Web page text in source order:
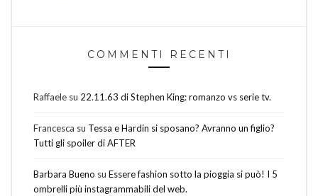
COMMENTI RECENTI
Raffaele su 22.11.63 di Stephen King: romanzo vs serie tv.
Francesca su Tessa e Hardin si sposano? Avranno un figlio?
Tutti gli spoiler di AFTER
Barbara Bueno su Essere fashion sotto la pioggia si può! I 5
ombrelli più instagrammabili del web.